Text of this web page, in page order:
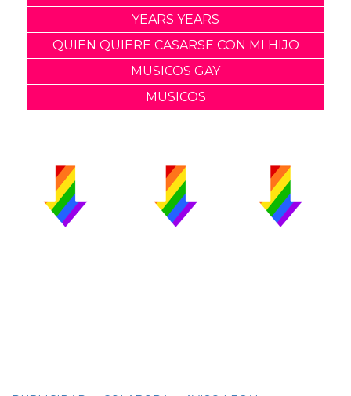
YEARS YEARS
QUIEN QUIERE CASARSE CON MI HIJO
MUSICOS GAY
MUSICOS